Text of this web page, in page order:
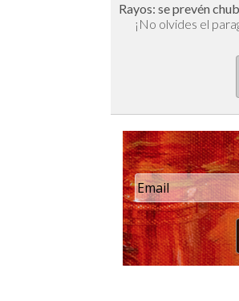
Rayos: se prevén
¡No olvides el